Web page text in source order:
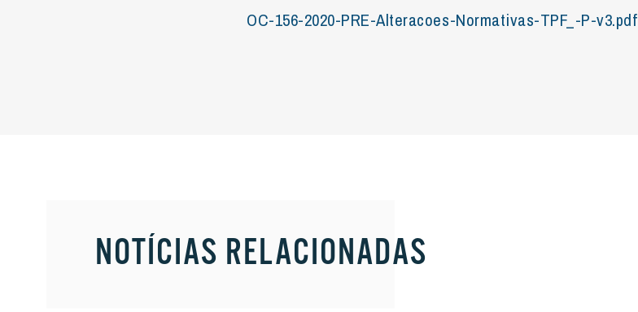
OC-156-2020-PRE-Alteracoes-Normativas-TPF_-P-v3.pdf
NOTÍCIAS RELACIONADAS